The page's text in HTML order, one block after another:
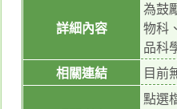
詳細內容
為鼓
物科
品科
相關連結
目前
點選